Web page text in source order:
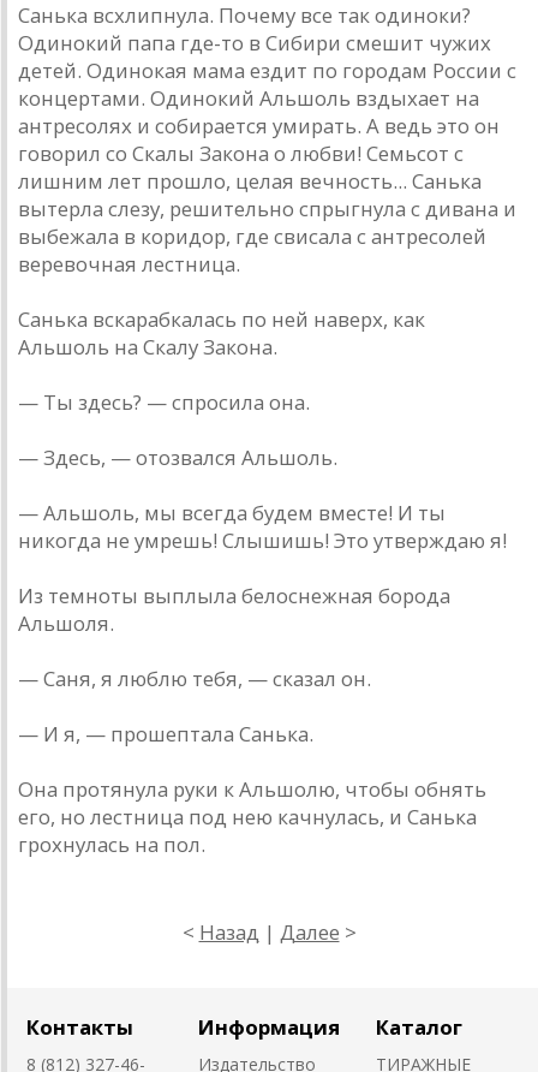
Санька всхлипнула. Почему все так одиноки?
Одинокий папа где-то в Сибири смешит чужих
детей. Одинокая мама ездит по городам России с
концертами. Одинокий Альшоль вздыхает на
антресолях и собирается умирать. А ведь это он
говорил со Скалы Закона о любви! Семьсот с
лишним лет прошло, целая вечность... Санька
вытерла слезу, решительно спрыгнула с дивана и
выбежала в коридор, где свисала с антресолей
веревочная лестница.
Санька вскарабкалась по ней наверх, как
Альшоль на Скалу Закона.
— Ты здесь? — спросила она.
— Здесь, — отозвался Альшоль.
— Альшоль, мы всегда будем вместе! И ты
никогда не умрешь! Слышишь! Это утверждаю я!
Из темноты выплыла белоснежная борода
Альшоля.
— Саня, я люблю тебя, — сказал он.
— И я, — прошептала Санька.
Она протянула руки к Альшолю, чтобы обнять
его, но лестница под нею качнулась, и Санька
грохнулась на пол.
< Назад | Далее >
Контакты
8 (812) 327-46-
Информация
Издательство
Каталог
ТИРАЖНЫЕ